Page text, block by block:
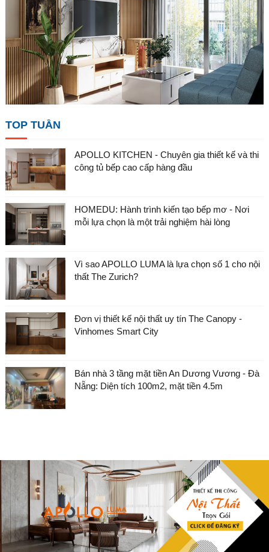
TOP TUẦN
APOLLO KITCHEN - Chuyên gia thiết kế và thi
công tủ bếp cao cấp hàng đầu
HOMEDU: Hành trình kiến tạo bếp mơ - Nơi
mỗi lựa chọn là một trải nghiệm hài lòng
Vì sao APOLLO LUMA là lựa chọn số 1 cho nội
thất The Zurich?
Đơn vị thiết kế nội thất uy tín The Canopy -
Vinhomes Smart City
Bán nhà 3 tầng mặt tiền An Dương Vương - Đà
Nẵng: Diện tích 100m2, mặt tiền 4.5m